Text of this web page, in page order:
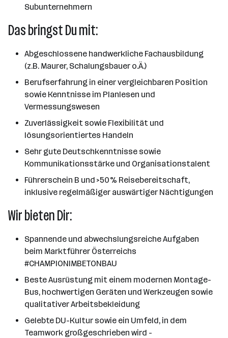
Subunternehmern
Das bringst Du mit:
Abgeschlossene handwerkliche Fachausbildung
(z.B. Maurer, Schalungsbauer o.Ä.)
Berufserfahrung in einer vergleichbaren Position
sowie Kenntnisse im Planlesen und
Vermessungswesen
Zuverlässigkeit sowie Flexibilität und
lösungsorientiertes Handeln
Sehr gute Deutschkenntnisse sowie
Kommunikationsstärke und Organisationstalent
Führerschein B und >50% Reisebereitschaft,
inklusive regelmäßiger auswärtiger Nächtigungen
Wir bieten Dir:
Spannende und abwechslungsreiche Aufgaben
beim Marktführer Österreichs
#CHAMPIONIMBETONBAU
Beste Ausrüstung mit einem modernen Montage-
Bus, hochwertigen Geräten und Werkzeugen sowie
qualitativer Arbeitsbekleidung
Gelebte DU-Kultur sowie ein Umfeld, in dem
Teamwork großgeschrieben wird -